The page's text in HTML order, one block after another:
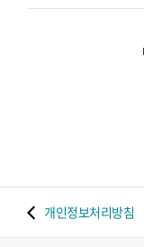
개인정보처리방침